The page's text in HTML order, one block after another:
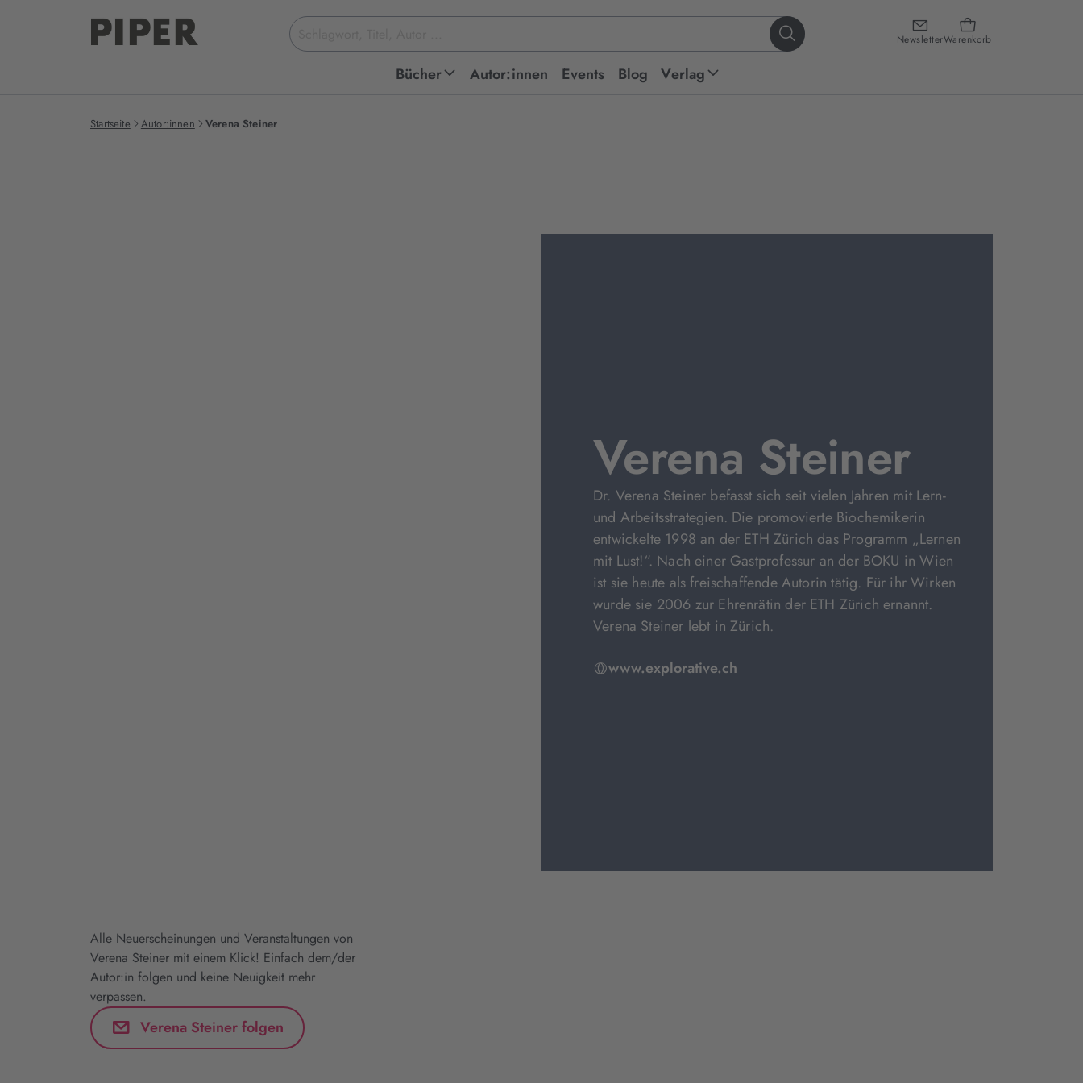
NewsletterWarenkorb
Suchbegriff
eingeben
Bücher Autor:innen Events Blog Verlag
Startseite Autor:innen Verena Steiner
Verena Steiner
Dr. Verena Steiner befasst sich seit vielen Jahren mit Lern-
und Arbeitsstrategien. Die promovierte Biochemikerin
entwickelte 1998 an der ETH Zürich das Programm „Lernen
mit Lust!“. Nach einer Gastprofessur an der BOKU in Wien
ist sie heute als freischaffende Autorin tätig. Für ihr Wirken
wurde sie 2006 zur Ehrenrätin der ETH Zürich ernannt.
Verena Steiner lebt in Zürich.
www.explorative.ch
Alle Neuerscheinungen und Veranstaltungen von
Verena Steiner mit einem Klick! Einfach dem/der
Autor:in folgen und keine Neuigkeit mehr
verpassen.
Verena Steiner folgen